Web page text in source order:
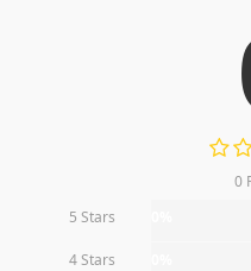
0
5 Stars
4 Stars